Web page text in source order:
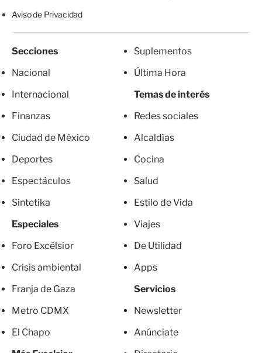
Aviso de Privacidad
Secciones
Nacional
Internacional
Finanzas
Ciudad de México
Deportes
Espectáculos
Sintetika
Especiales
Foro Excélsior
Crisis ambiental
Franja de Gaza
Metro CDMX
El Chapo
Suplementos
Última Hora
Temas de interés
Redes sociales
Alcaldías
Cocina
Salud
Estilo de Vida
Viajes
De Utilidad
Apps
Servicios
Newsletter
Anúnciate